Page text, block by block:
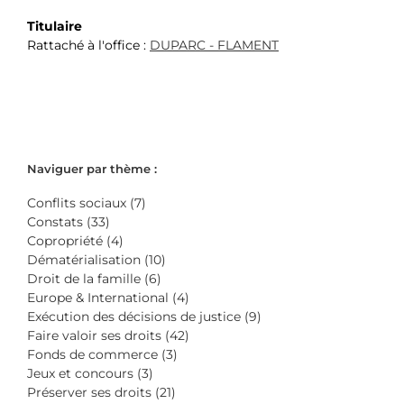
Titulaire
Rattaché à l'office : DUPARC - FLAMENT
Naviguer par thème :
Conflits sociaux (7)
Constats (33)
Copropriété (4)
Dématérialisation (10)
Droit de la famille (6)
Europe & International (4)
Exécution des décisions de justice (9)
Faire valoir ses droits (42)
Fonds de commerce (3)
Jeux et concours (3)
Préserver ses droits (21)